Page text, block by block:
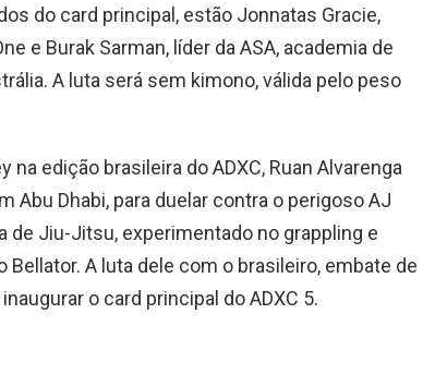
do card principal, estão Jonnatas Gracie,
e Burak Sarman, líder da ASA, academia de
A luta será sem kimono, válida pelo peso
edição brasileira do ADXC, Ruan Alvarenga
Abu Dhabi, para duelar contra o perigoso AJ
de Jiu-Jitsu, experimentado no grappling e
A luta dele com o brasileiro, embate de
o card principal do ADXC 5.